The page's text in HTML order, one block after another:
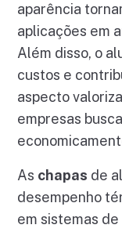
aparência
aplicações em
Além disso, o
custos e
aspecto
empresas
As chapas de
desempenho
em sistemas